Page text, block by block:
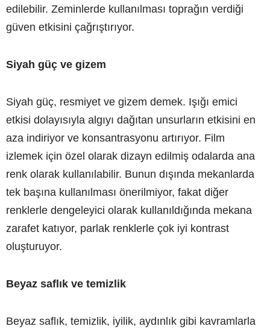
edilebilir. Zeminlerde kullanılması toprağın verdiği
güven etkisini çağrıştırıyor.
Siyah güç ve gizem
Siyah güç, resmiyet ve gizem demek. Işığı emici
etkisi dolayısıyla algıyı dağıtan unsurların etkisini en
aza indiriyor ve konsantrasyonu artırıyor. Film
izlemek için özel olarak dizayn edilmiş odalarda ana
renk olarak kullanılabilir. Bunun dışında mekanlarda
tek başına kullanılması önerilmiyor, fakat diğer
renklerle dengeleyici olarak kullanıldığında mekana
zarafet katıyor, parlak renklerle çok iyi kontrast
oluşturuyor.
Beyaz saflık ve temizlik
Beyaz saflık, temizlik, iyilik, aydınlık gibi kavramlarla